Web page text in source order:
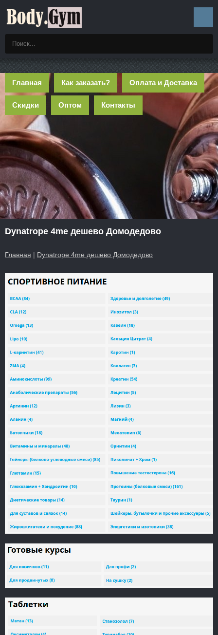
Главная Как заказать? Оплата и Доставка
Скидки Оптом Контакты
Dynatrope 4me дешево Домодедово
Главная | Dynatrope 4me дешево Домодедово